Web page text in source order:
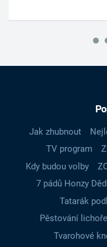
Jak zhubnout
TV program
Kdy budou volby
7 pádů Honzy
Tatarák
Pěstování
Tvarohové